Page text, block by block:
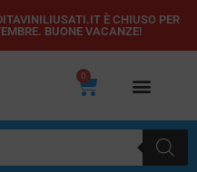
È CHIUSO PER
BUONE VACANZE!
0
Carrello